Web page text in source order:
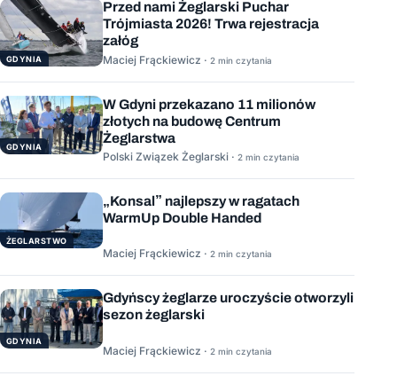
GDYNIA
Przed nami Żeglarski Puchar
Trójmiasta 2026! Trwa rejestracja
załóg
Maciej Frąckiewicz · 2 min czytania
GDYNIA
W Gdyni przekazano 11 milionów
złotych na budowę Centrum
Żeglarstwa
Polski Związek Żeglarski · 2 min czytania
ŻEGLARSTWO
„Konsal” najlepszy w ragatach
WarmUp Double Handed
Maciej Frąckiewicz · 2 min czytania
GDYNIA
Gdyńscy żeglarze uroczyście otworzyli
sezon żeglarski
Maciej Frąckiewicz · 2 min czytania